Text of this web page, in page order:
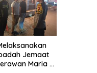
Jemaat
Maria Di